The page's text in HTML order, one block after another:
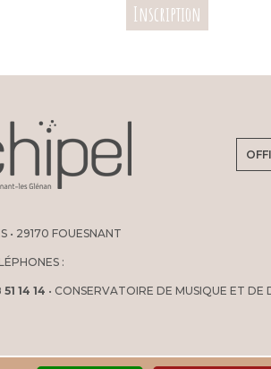
Inscription
• 29170 FOUESNANT
:
14 14 • CONSERVATOIRE DE MUSIQUE ET DE